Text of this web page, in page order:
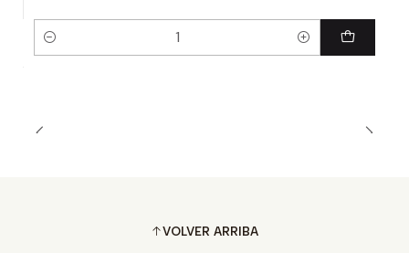
Cantidad
VOLVER ARRIBA